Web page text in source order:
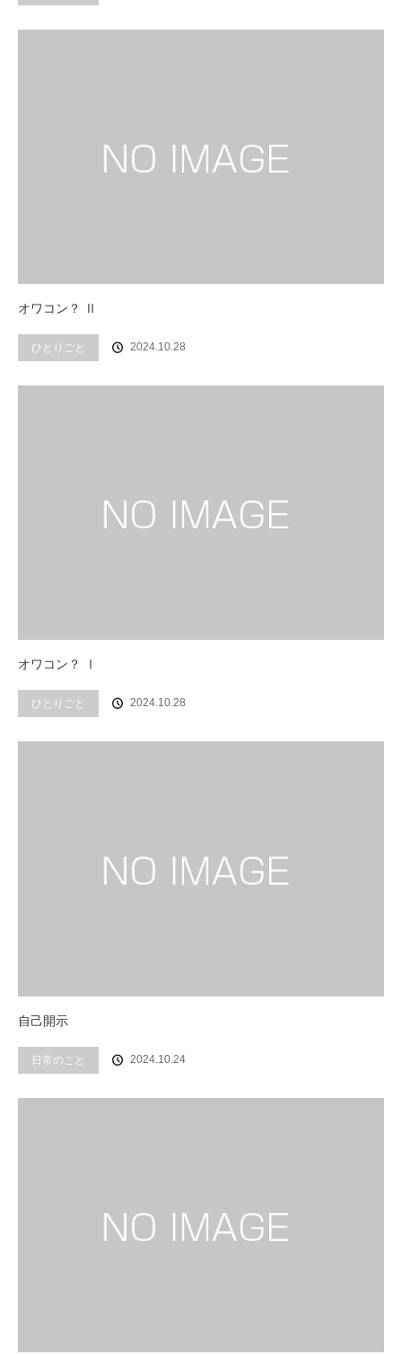
オワコン？ Ⅱ
ひとりごと 2024.10.28
オワコン？ Ⅰ
ひとりごと 2024.10.28
自己開示
日常のこと 2024.10.24